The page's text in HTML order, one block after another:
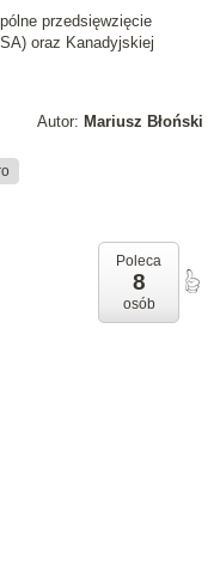
przedsięwzięcie
oraz Kanadyjskiej
Autor: Mariusz Błoński
Poleca
8
osób